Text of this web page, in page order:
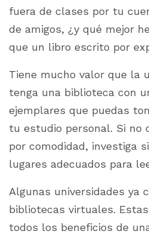
fuera de clases por tu
de amigos, ¿y qué mejor
que un libro escrito por
Tiene mucho valor que la
tenga una biblioteca con
ejemplares que puedas
tu estudio personal. Si no
por comodidad, investiga
lugares adecuados para
Algunas universidades ya
bibliotecas virtuales.
todos los beneficios de